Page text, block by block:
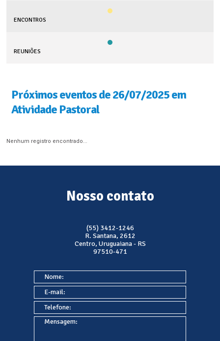
ENCONTROS
REUNIÕES
Próximos eventos de 26/07/2025 em
Atividade Pastoral
Nenhum registro encontrado...
Nosso contato
(55) 3412-1246
R. Santana, 2612
Centro, Uruguaiana - RS
97510-471